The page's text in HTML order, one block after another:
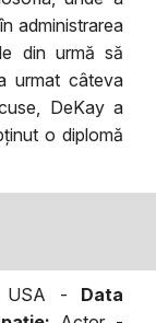
administrarea
din urmă să
urmat câteva
DeKay a
o diplomă
USA - Data